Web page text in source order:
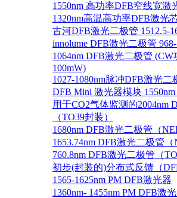
1550nm 高功率DFB窄线宽激
1320nm高温高功率DFB激光
古河DFB激光二极管 1512.5-
innolume DFB激光二极管
1064nm DFB激光二极管 (CW
100mW)
1027-1080nm脉冲DFB激光二
DFB Mini 激光器模块 1550nm
用于CO2气体监测的2004nm
（TO39封装）
1680nm DFB激光二极管（
1653.74nm DFB激光二极管
760.8nm DFB激光二极管（
初步(封装的)分布式反馈（
1565-1625nm PM DFB激光器
1360nm- 1455nm PM DFB激